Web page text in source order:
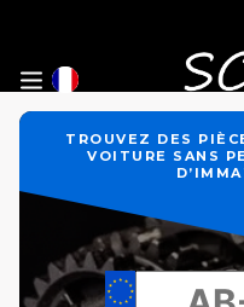
TROUVEZ DES
VOITURE SANS